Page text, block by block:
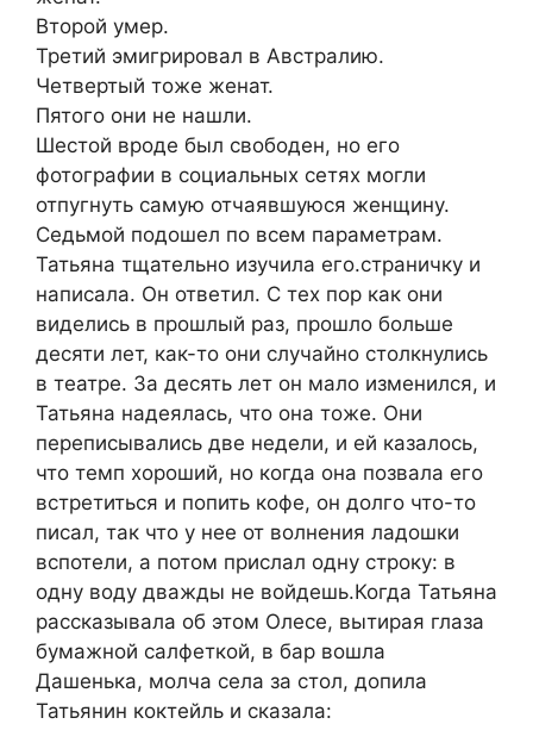
Второй умер.
Третий эмигрировал в Австралию.
Четвертый тоже женат.
Пятого они не нашли.
Шестой вроде был свободен, но его
фотографии в социальных сетях могли
отпугнуть самую отчаявшуюся женщину.
Седьмой подошел по всем параметрам.
Татьяна тщательно изучила его.страничку и
написала. Он ответил. С тех пор как они
виделись в прошлый раз, прошло больше
десяти лет, как-то они случайно столкнулись
в театре. За десять лет он мало изменился, и
Татьяна надеялась, что она тоже. Они
переписывались две недели, и ей казалось,
что темп хороший, но когда она позвала его
встретиться и попить кофе, он долго что-то
писал, так что у нее от волнения ладошки
вспотели, а потом прислал одну строку: в
одну воду дважды не войдешь.Когда Татьяна
рассказывала об этом Олесе, вытирая глаза
бумажной салфеткой, в бар вошла
Дашенька, молча села за стол, допила
Татьянин коктейль и сказала: